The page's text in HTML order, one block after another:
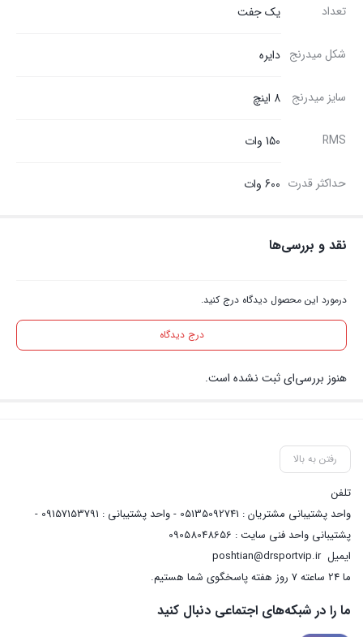
تعداد یک جفت
شکل میدرنج دایره
سایز میدرنج 8 اینچ
RMS 150 وات
حداکثر قدرت 600 وات
نقد و بررسی‌ها
درمورد این محصول دیدگاه درج کنید.
درج دیدگاه
هنوز بررسی‌ای ثبت نشده است.
رفتن به بالا
تلفن
واحد پشتیبانی مشتریان : 05135092741 - واحد پشتیبانی : 09157153791 -
پشتیبانی واحد فنی سایت : 09058048656
ایمیلposhtian@drsportvip.ir
ما 24 ساعته 7 روز هفته پاسخگوی شما هستیم.
ما را در شبکه‌های اجتماعی دنبال کنید